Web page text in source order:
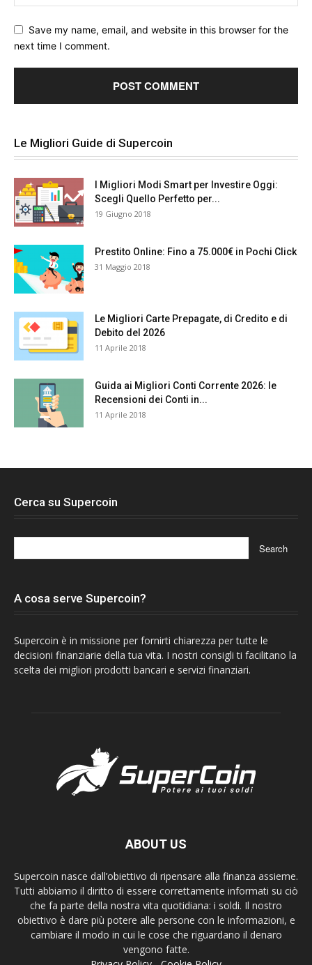
Save my name, email, and website in this browser for the
next time I comment.
Le Migliori Guide di Supercoin
I Migliori Modi Smart per Investire Oggi:
Scegli Quello Perfetto per...
19 Giugno 2018
Prestito Online: Fino a 75.000€ in Pochi Click
31 Maggio 2018
Le Migliori Carte Prepagate, di Credito e di
Debito del 2026
11 Aprile 2018
Guida ai Migliori Conti Corrente 2026: le
Recensioni dei Conti in...
11 Aprile 2018
Cerca su Supercoin
A cosa serve Supercoin?
Supercoin è in missione per fornirti chiarezza per tutte le
decisioni finanziarie della tua vita. I nostri consigli ti facilitano la
scelta dei migliori prodotti bancari e servizi finanziari.
ABOUT US
Supercoin nasce dall’obiettivo di ripensare alla finanza assieme.
Tutti abbiamo il diritto di essere correttamente informati su ciò
che fa parte della nostra vita quotidiana: i soldi. Il nostro
obiettivo è dare più potere alle persone con le informazioni, e
cambiare il modo in cui le cose che riguardano il denaro
vengono fatte.